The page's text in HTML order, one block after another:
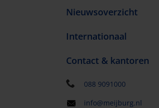
Nieuwsoverzicht
Internationaal
Contact & kantoren
088 9091000
info@meijburg.nl